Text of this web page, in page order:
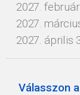
2027. február
2027.
2027. április
Válasszon a